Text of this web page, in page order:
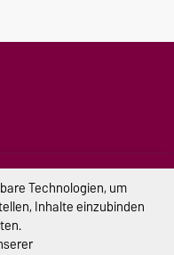
Technologien, um
Inhalte einzubinden